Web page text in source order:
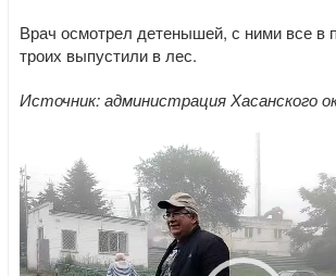
Врач осмотрел детенышей, с ними все в
троих выпустили в лес.
Источник: администрация Хасанского